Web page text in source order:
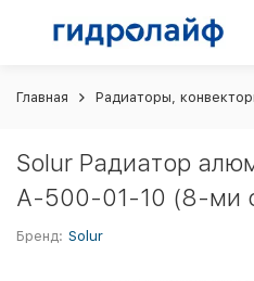
Главная Радиаторы,
Solur Радиатор
А-500-01-10 (8-ми
Бренд: Solur